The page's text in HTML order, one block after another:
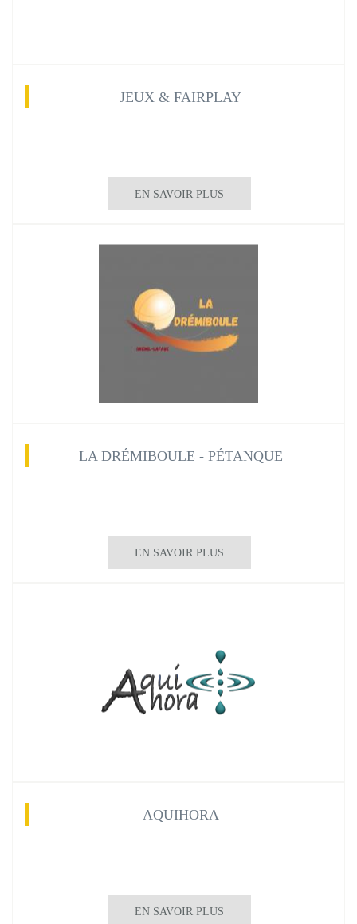
JEUX & FAIRPLAY
EN SAVOIR PLUS
LA DRÉMIBOULE - PÉTANQUE
EN SAVOIR PLUS
AQUIHORA
EN SAVOIR PLUS